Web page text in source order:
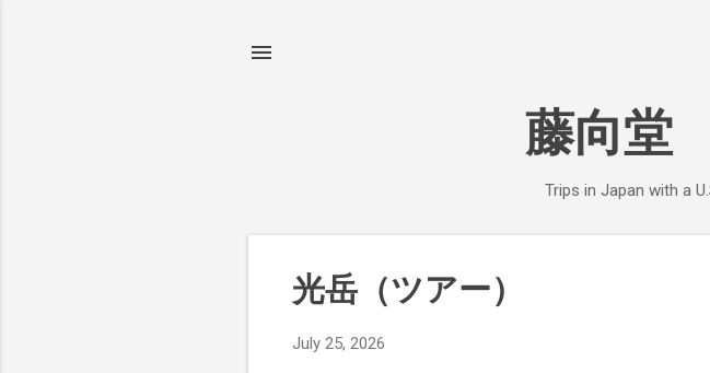
藤向堂
Trips in Japan with a
光岳（ツアー）
July 25, 2026